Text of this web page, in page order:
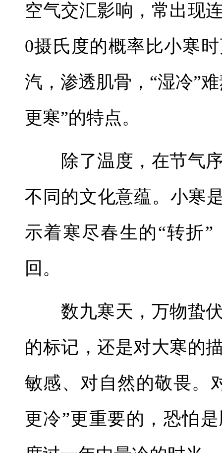
空气交汇影响，常出现
0摄氏度的概率比小寒
汽，渗透肌骨，“湿冷”
更寒”的特点。
除了温度，在节气序
不同的文化意蕴。小寒
示着寒尽春生的“转折
回。
数九寒天，万物蛰伏
的标记，还是对大寒的
敏感、对自然的敬畏。
更冷”更重要的，恐怕